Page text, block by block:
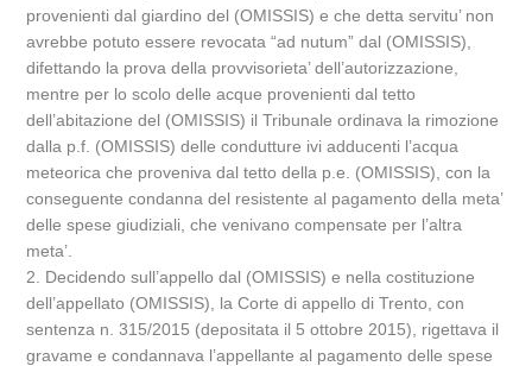
provenienti dal giardino del (OMISSIS) e che detta servitu’ non
avrebbe potuto essere revocata “ad nutum” dal (OMISSIS),
difettando la prova della provvisorieta’ dell’autorizzazione,
mentre per lo scolo delle acque provenienti dal tetto
dell’abitazione del (OMISSIS) il Tribunale ordinava la rimozione
dalla p.f. (OMISSIS) delle condutture ivi adducenti l’acqua
meteorica che proveniva dal tetto della p.e. (OMISSIS), con la
conseguente condanna del resistente al pagamento della meta’
delle spese giudiziali, che venivano compensate per l’altra
meta’.
2. Decidendo sull’appello dal (OMISSIS) e nella costituzione
dell’appellato (OMISSIS), la Corte di appello di Trento, con
sentenza n. 315/2015 (depositata il 5 ottobre 2015), rigettava il
gravame e condannava l’appellante al pagamento delle spese